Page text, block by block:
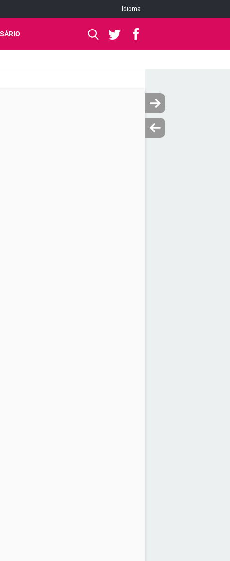
Idioma